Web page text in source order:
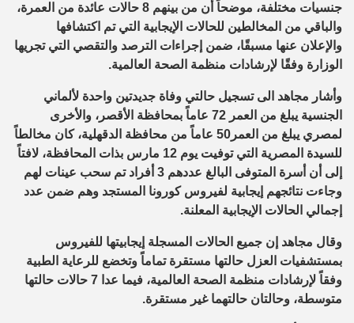
جنسيات مختلفة، موضحاً أن من بينهم 8 حالات عائدة من العمرة،
والباقي من المخالطين للحالات الإيجابية التي تم اكتشافها
والإعلان عنها مسبقًا، ضمن إجراءات الترصد والتقصي التي تجريها
الوزارة وفقًا لإرشادات منظمة الصحة العالمية.
وأشار مجاهد الى تسجيل حالتي وفاة جديدتين واحدة لألماني
الجنسية يبلغ من العمر 72 عاماً بمحافظة الأقصر، والأخرى
لمصري يبلغ من العمر50 عاماً من محافظة الدقهلية، كان مخالطاً
للسيدة المصرية التي توفيت يوم 12 مارس بذات المحافظة، لافتاً
إلى أن أسرة المتوفى البالغ عددهم 3 أفراد تم سحب عينات لهم
وجاءت نتائجهم إيجابية لفيروس كورونا المستجد وهم ضمن عدد
إجمالي الحالات الإيجابية المعلنة.
وقال مجاهد إن جميع الحالات المسجلة إيجابيتها للفيروس
بمستشفيات العزل حالتها مستقرة تماماً وتخضع للرعاية الطبية
وفقاً لإرشادات منظمة الصحة العالمية، فيما عدا 7 حالات حالتها
متوسطة، وحالتان حالتهما غير مستقرة.